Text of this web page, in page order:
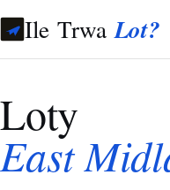
Ile TrwaLot?
Loty
East